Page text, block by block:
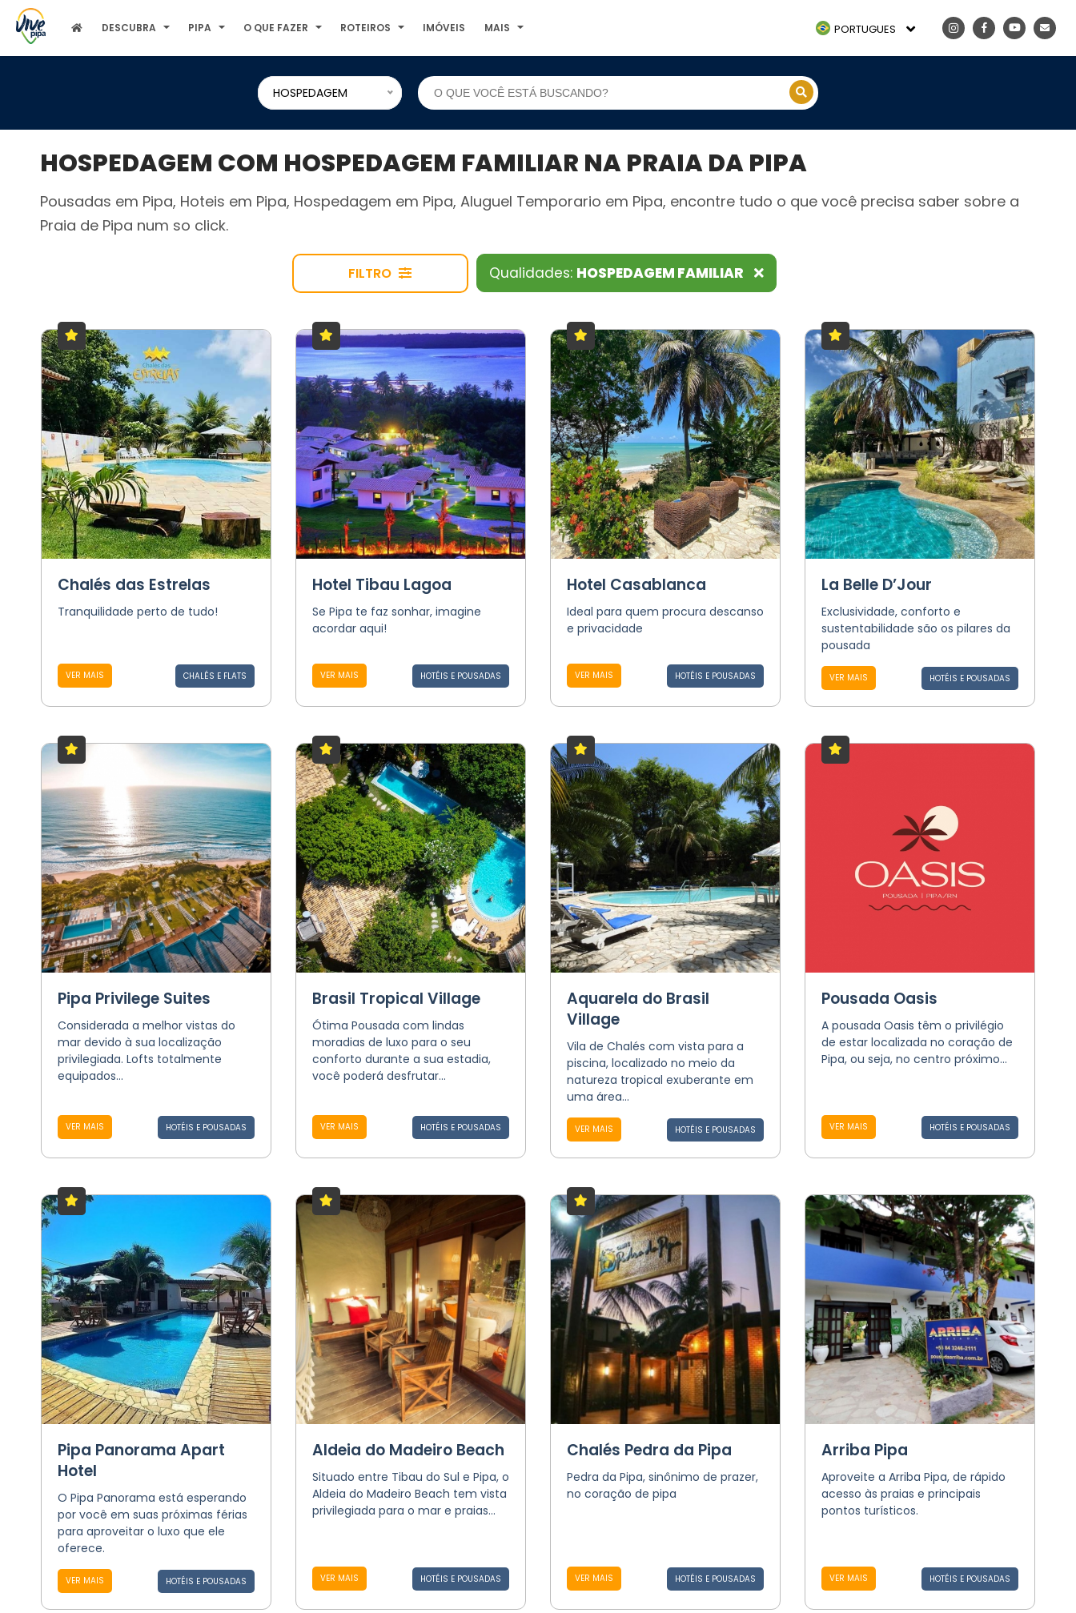
DESCUBRA PIPA O QUE FAZER ROTEIROS IMÓVEIS MAIS PORTUGUES
HOSPEDAGEM
HOSPEDAGEM COM HOSPEDAGEM FAMILIAR NA PRAIA DA PIPA
Pousadas em Pipa, Hoteis em Pipa, Hospedagem em Pipa, Aluguel Temporario em Pipa, encontre tudo o que você precisa saber sobre a
Praia de Pipa num so click.
FILTRO Qualidades: HOSPEDAGEM FAMILIAR
Chalés das Estrelas
Tranquilidade perto de tudo!
VER MAIS CHALÉS E FLATS
Hotel Tibau Lagoa
Se Pipa te faz sonhar, imagine
acordar aqui!
VER MAIS HOTÉIS E POUSADAS
Hotel Casablanca
Ideal para quem procura descanso
e privacidade
VER MAIS HOTÉIS E POUSADAS
La Belle D’Jour
Exclusividade, conforto e
sustentabilidade são os pilares da
pousada
VER MAIS HOTÉIS E POUSADAS
Pipa Privilege Suites
Considerada a melhor vistas do
mar devido à sua localização
privilegiada. Lofts totalmente
equipados...
VER MAIS HOTÉIS E POUSADAS
Brasil Tropical Village
Ótima Pousada com lindas
moradias de luxo para o seu
conforto durante a sua estadia,
você poderá desfrutar...
VER MAIS HOTÉIS E POUSADAS
Aquarela do Brasil
Village
Vila de Chalés com vista para a
piscina, localizado no meio da
natureza tropical exuberante em
uma área...
VER MAIS HOTÉIS E POUSADAS
Pousada Oasis
A pousada Oasis têm o privilégio
de estar localizada no coração de
Pipa, ou seja, no centro próximo...
VER MAIS HOTÉIS E POUSADAS
Pipa Panorama Apart
Hotel
O Pipa Panorama está esperando
por você em suas próximas férias
para aproveitar o luxo que ele
oferece.
VER MAIS HOTÉIS E POUSADAS
Aldeia do Madeiro Beach
Situado entre Tibau do Sul e Pipa, o
Aldeia do Madeiro Beach tem vista
privilegiada para o mar e praias...
VER MAIS HOTÉIS E POUSADAS
Chalés Pedra da Pipa
Pedra da Pipa, sinônimo de prazer,
no coração de pipa
VER MAIS HOTÉIS E POUSADAS
Arriba Pipa
Aproveite a Arriba Pipa, de rápido
acesso às praias e principais
pontos turísticos.
VER MAIS HOTÉIS E POUSADAS